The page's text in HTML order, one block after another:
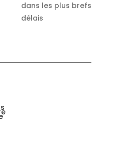
dans les plus brefs
délais